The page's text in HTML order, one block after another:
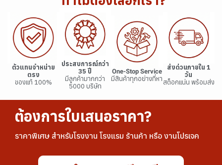
ตัวแทนจำหน่าย
ตรง
ของแท้ 100%
ประสบการณ์กว่า
35 ปี
มีลูกค้ามากกว่า
5000 บริษัท
One-Stop Service
มีสินค้าทุกอย่างที่หา
ส่งด่วนภายใน 1
วัน
สต็อกแน่น พร้อมส่ง
ต้องการใบเสนอราคา?
ราคาพิเศษ สำหรับโรงงาน โรงแรม ร้านค้า หรือ งานโปรเจค